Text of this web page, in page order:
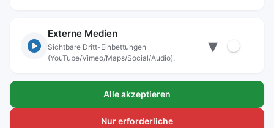
rathaus@freilassing.de
Bankverbindungen der Stadt Freilassing
Sparkasse Berchtesgadener Land
IBAN.: DE56 7105 0000 0000 1000 24
Externe Medien
Sichtbare Dritt-Einbettungen
(YouTube/Vimeo/Maps/Social/Audio).
▾
Alle akzeptieren
Nur erforderliche